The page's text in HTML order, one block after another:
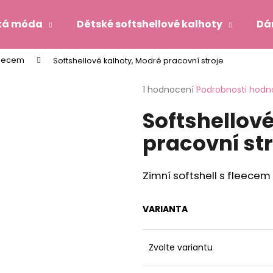
móda Dětské softshellové kalhoty
Softshellové kalhoty, Modré pracovní stroje
Průměrné
produktu
je
5
hvězdiček.
1 hodnocení Podrobnosti
pracovní
Zimní softshell s fleecem
VARIANTA
Zvolte variantu
Co potřebujete najít?
HLEDAT